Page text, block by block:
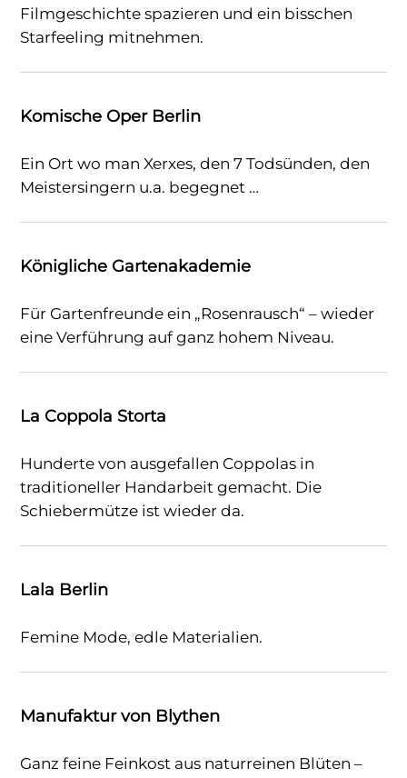
Filmgeschichte spazieren und ein bisschen
Starfeeling mitnehmen.
Komische Oper Berlin
Ein Ort wo man Xerxes, den 7 Todsünden, den
Meistersingern u.a. begegnet …
Königliche Gartenakademie
Für Gartenfreunde ein „Rosenrausch“ – wieder
eine Verführung auf ganz hohem Niveau.
La Coppola Storta
Hunderte von ausgefallen Coppolas in
traditioneller Handarbeit gemacht. Die
Schiebermütze ist wieder da.
Lala Berlin
Femine Mode, edle Materialien.
Manufaktur von Blythen
Ganz feine Feinkost aus naturreinen Blüten –